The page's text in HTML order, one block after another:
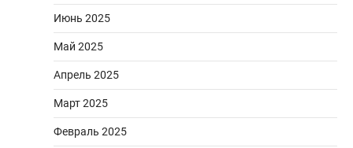
Июнь 2025
Май 2025
Апрель 2025
Март 2025
Февраль 2025